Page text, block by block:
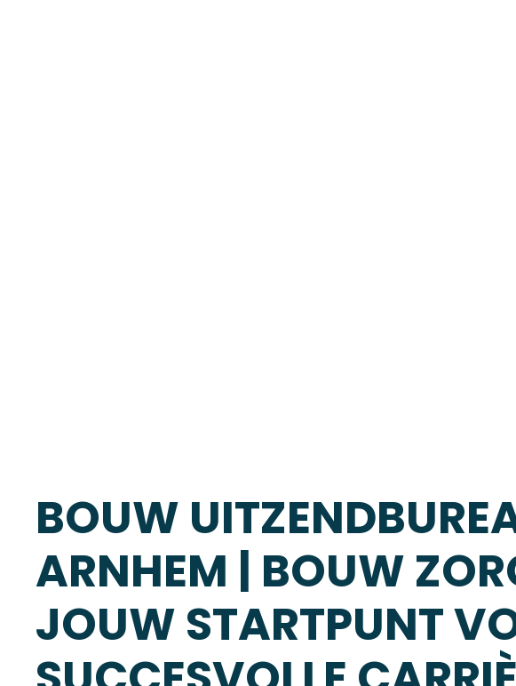
BOUW
ARNHEM | BOUW
JOUW STARTPUNT